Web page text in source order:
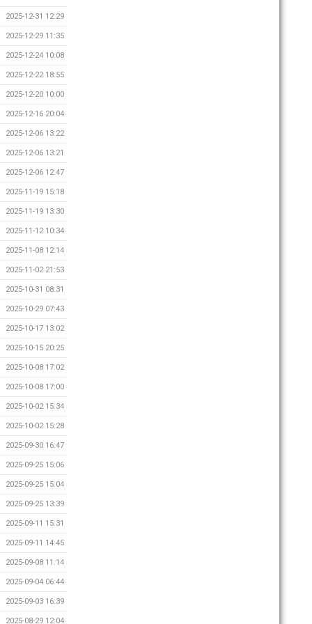
2025-12-31 12:29
2025-12-29 11:35
2025-12-24 10:08
2025-12-22 18:55
2025-12-20 10:00
2025-12-16 20:04
2025-12-06 13:22
2025-12-06 13:21
2025-12-06 12:47
2025-11-19 15:18
2025-11-19 13:30
2025-11-12 10:34
2025-11-08 12:14
2025-11-02 21:53
2025-10-31 08:31
2025-10-29 07:43
2025-10-17 13:02
2025-10-15 20:25
2025-10-08 17:02
2025-10-08 17:00
2025-10-02 15:34
2025-10-02 15:28
2025-09-30 16:47
2025-09-25 15:06
2025-09-25 15:04
2025-09-25 13:39
2025-09-11 15:31
2025-09-11 14:45
2025-09-08 11:14
2025-09-04 06:44
2025-09-03 16:39
2025-08-29 12:04